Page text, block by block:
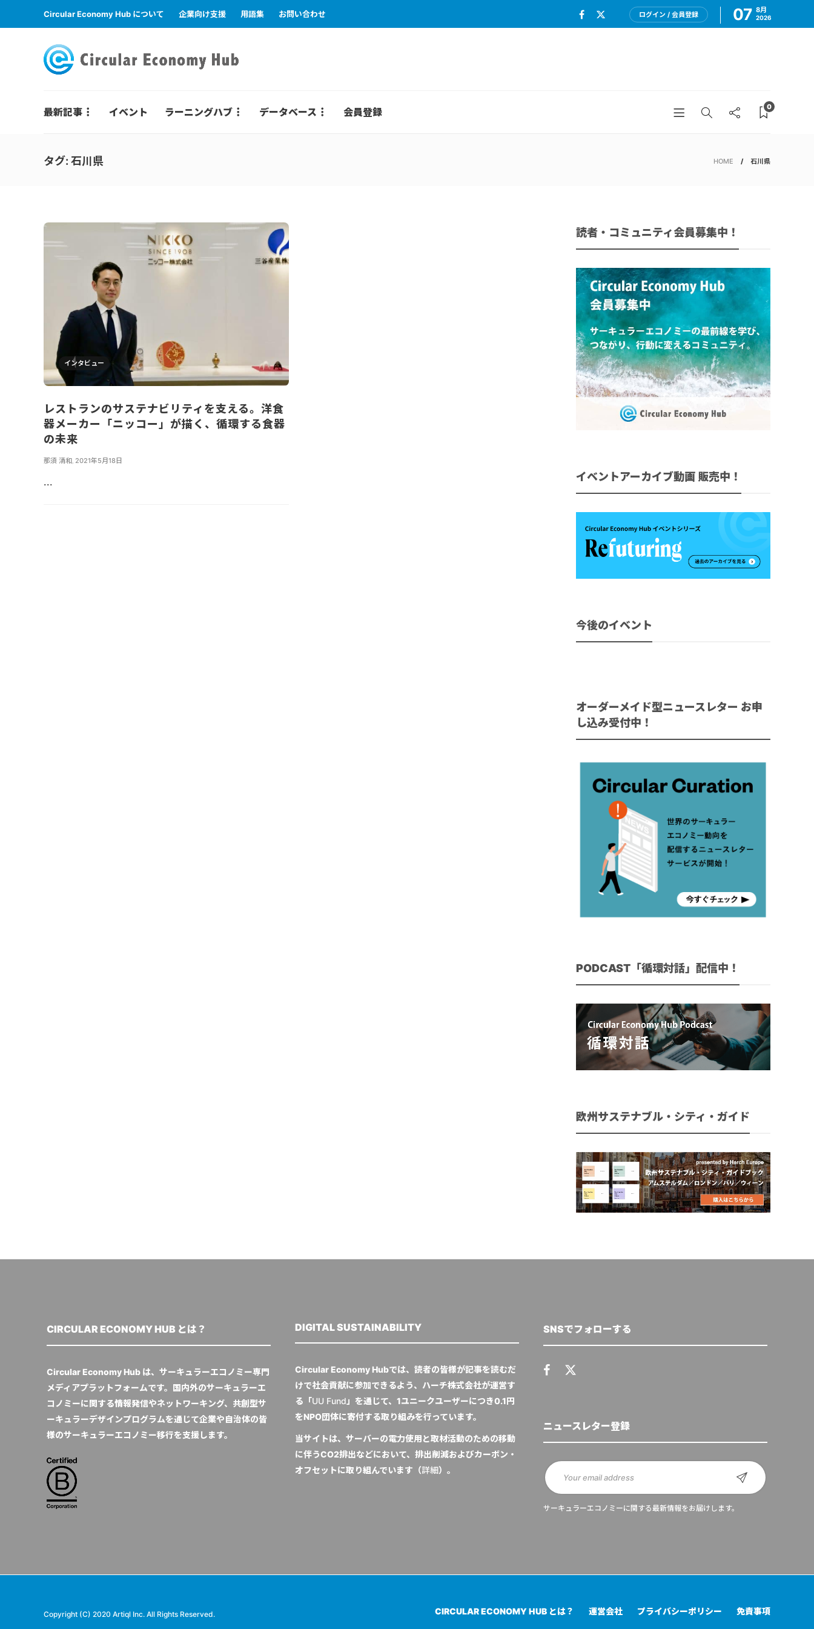
Circular Economy Hub について 企業向け支援 用語集 お問い合わせ ログイン / 会員登録 07 8月
2026
最新記事 イベント ラーニングハブ データベース 会員登録 0
タグ: 石川県 HOME 石川県
インタビュー
レストランのサステナビリティを支える。洋食
器メーカー「ニッコー」が描く、循環する食器
の未来
那須 清和 2021年5月18日
...
読者・コミュニティ会員募集中！
イベントアーカイブ動画 販売中！
今後のイベント
オーダーメイド型ニュースレター お申
し込み受付中！
PODCAST「循環対話」配信中！
欧州サステナブル・シティ・ガイド
CIRCULAR ECONOMY HUB とは？
Circular Economy Hub は、サーキュラーエコノミー専門
メディアプラットフォームです。国内外のサーキュラーエ
コノミーに関する情報発信やネットワーキング、共創型サ
ーキュラーデザインプログラムを通じて企業や自治体の皆
様のサーキュラーエコノミー移行を支援します。
DIGITAL SUSTAINABILITY
Circular Economy Hubでは、読者の皆様が記事を読むだ
けで社会貢献に参加できるよう、ハーチ株式会社が運営す
る「UU Fund」を通じて、1ユニークユーザーにつき0.1円
をNPO団体に寄付する取り組みを行っています。
当サイトは、サーバーの電力使用と取材活動のための移動
に伴うCO2排出などにおいて、排出削減およびカーボン・
オフセットに取り組んでいます（詳細）。
SNSでフォローする
ニュースレター登録
サーキュラーエコノミーに関する最新情報をお届けします。
Copyright (C) 2020 Artiql Inc. All Rights Reserved. CIRCULAR ECONOMY HUB とは？ 運営会社 プライバシーポリシー 免責事項